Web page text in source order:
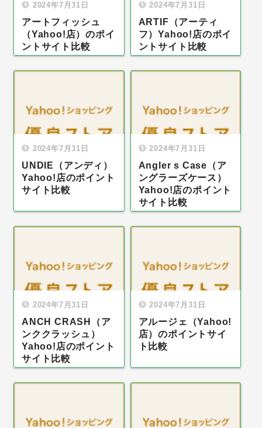
2024年7月31日
アートフィッシュ
（Yahoo!店）のポイ
ントサイト比較
2024年7月31日
ARTIF（アーティ
フ）Yahoo!店のポイ
ントサイト比較
2024年7月31日
UNDIE（アンディ）
Yahoo!店のポイント
サイト比較
2024年7月31日
Angler s Case（ア
ングラーズケース）
Yahoo!店のポイント
サイト比較
2024年7月31日
ANCH CRASH（ア
ンククラッシュ）
Yahoo!店のポイント
サイト比較
2024年7月31日
アルージェ（Yahoo!
店）のポイントサイ
ト比較